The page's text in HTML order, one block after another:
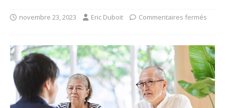
novembre 23, 2023 Eric Duboit Commentaires fermés